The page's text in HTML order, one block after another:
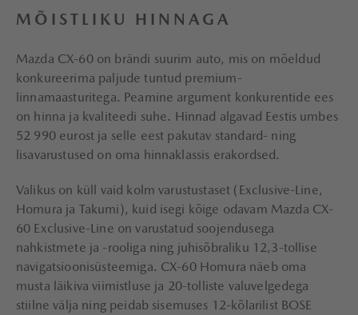
MÕISTLIKU HINNAGA
Mazda CX-60 on brändi suurim auto, mis on mõeldud
konkureerima paljude tuntud premium-
linnamaasturitega. Peamine argument konkurentide ees
on hinna ja kvaliteedi suhe. Hinnad algavad Eestis umbes
52 990 eurost ja selle eest pakutav standard- ning
lisavarustused on oma hinnaklassis erakordsed.
Valikus on küll vaid kolm varustustaset (Exclusive-Line,
Homura ja Takumi), kuid isegi kõige odavam Mazda CX-
60 Exclusive-Line on varustatud soojendusega
nahkistmete ja -rooliga ning juhisõbraliku 12,3-tollise
navigatsioonisüsteemiga. CX-60 Homura näeb oma
musta läikiva viimistluse ja 20-tolliste valuvelgedega
stiilne välja ning peidab sisemuses 12-kõlarilist BOSE